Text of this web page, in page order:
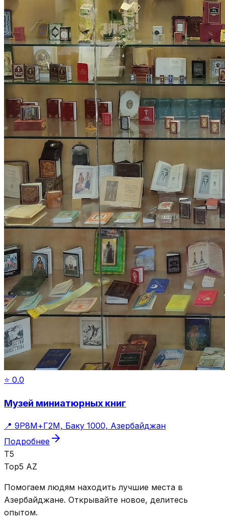
⭐ 0.0
Музей миниатюрных книг
📍 9Р8М+Г2М, Баку 1000, Азербайджан
Подробнее
T5
Top5 AZ
Помогаем людям находить лучшие места в
Азербайджане. Открывайте новое, делитесь
опытом.